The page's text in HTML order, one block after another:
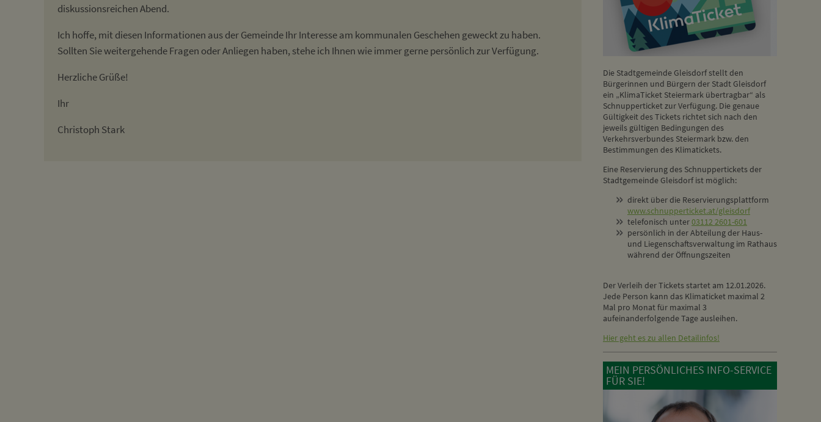
diskussionsreichen Abend.
Ich hoffe, mit diesen Informationen aus der Gemeinde Ihr Interesse am kommunalen Geschehen geweckt zu haben.
Sollten Sie weitergehende Fragen oder Anliegen haben, stehe ich Ihnen wie immer gerne persönlich zur Verfügung.
Herzliche Grüße!
Ihr
Christoph Stark
Die Stadtgemeinde Gleisdorf stellt den
Bürgerinnen und Bürgern der Stadt Gleisdorf
ein „KlimaTicket Steiermark übertragbar“ als
Schnupperticket zur Verfügung. Die genaue
Gültigkeit des Tickets richtet sich nach den
jeweils gültigen Bedingungen des
Verkehrsverbundes Steiermark bzw. den
Bestimmungen des Klimatickets.
Eine Reservierung des Schnuppertickets der
Stadtgemeinde Gleisdorf ist möglich:
direkt über die Reservierungsplattform
www.schnupperticket.at/gleisdorf
telefonisch unter03112 2601-601
persönlich in der Abteilung der Haus-
und Liegenschaftsverwaltung im Rathaus
während der Öffnungszeiten
Der Verleih der Tickets startet am 12.01.2026.
Jede Person kann das Klimaticket maximal 2
Mal pro Monat für maximal 3
aufeinanderfolgende Tage ausleihen.
Hier geht es zu allen Detailinfos!
MEIN PERSÖNLICHES INFO-SERVICE
FÜR SIE!